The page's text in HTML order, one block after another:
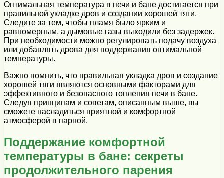
Оптимальная температура в печи и бане достигается при
правильной укладке дров и создании хорошей тяги.
Следите за тем, чтобы пламя было ярким и
равномерным, а дымовые газы выходили без задержек.
При необходимости можно регулировать подачу воздуха
или добавлять дрова для поддержания оптимальной
температуры.
Важно помнить, что правильная укладка дров и создание
хорошей тяги являются основными факторами для
эффективного и безопасного топления печи в бане.
Следуя принципам и советам, описанным выше, вы
сможете насладиться приятной и комфортной
атмосферой в парной.
Поддержание комфортной
температуры в бане: секреты
продолжительного парения